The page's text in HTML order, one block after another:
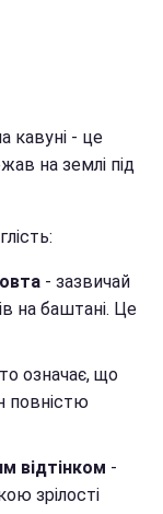
кавуні - це
на землі під
- зазвичай
на баштані. Це
означає, що
повністю
відтінком -
зрілості